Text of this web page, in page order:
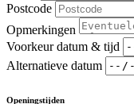
Postcode
Opmerkingen
Voorkeur datum & tijd
Alternatieve datum
Openingstijden